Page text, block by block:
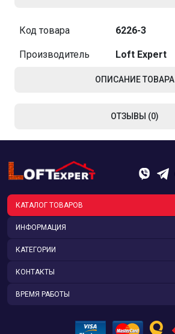
Код товара 6226-3
Производитель Loft Expert
ОПИСАНИЕ ТОВАРА
ОТЗЫВЫ (0)
КАТАЛОГ ТОВАРОВ
ИНФОРМАЦИЯ
КАТЕГОРИИ
КОНТАКТЫ
ВРЕМЯ РАБОТЫ